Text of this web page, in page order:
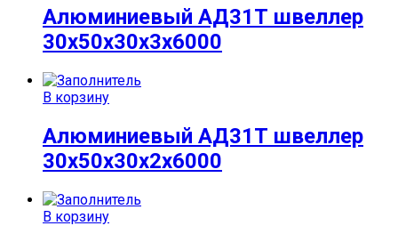
Алюминиевый АД31Т швеллер
30х50х30х3х6000
В корзину
Алюминиевый АД31Т швеллер
30х50х30х2х6000
В корзину